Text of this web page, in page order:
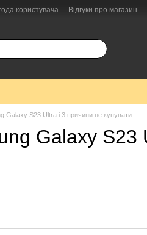
користувача Відгуки про магазин
Galaxy S23 Ultra і 3 причини не купувати
Galaxy S23